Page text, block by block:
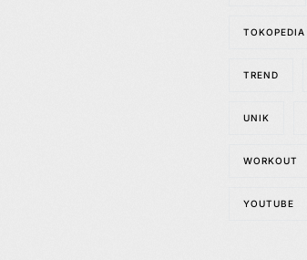
TOKOPEDIA
TREND
UNIK
WORKOUT
YOUTUBE